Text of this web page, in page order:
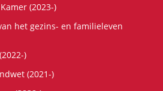
(2023-)
het gezins- en familieleven
)
(2021-)